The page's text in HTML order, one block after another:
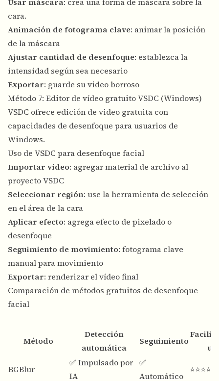
cara.
Animación de fotograma clave: animar la posición
de la máscara
Ajustar cantidad de desenfoque: establezca la
intensidad según sea necesario
Exportar: guarde su video borroso
Método 7: Editor de vídeo gratuito VSDC (Windows)
VSDC ofrece edición de video gratuita con
capacidades de desenfoque para usuarios de
Windows.
Uso de VSDC para desenfoque facial
Importar vídeo: agregar material de archivo al
proyecto VSDC
Seleccionar región: use la herramienta de selección
en el área de la cara
Aplicar efecto: agrega efecto de pixelado o
desenfoque
Seguimiento de movimiento: fotograma clave
manual para movimiento
Exportar: renderizar el vídeo final
Comparación de métodos gratuitos de desenfoque
facial
Método
Detección
automática
Seguimiento
BGBlur
✅ Impulsado por
IA
✅
Automático
⭐⭐⭐⭐⭐